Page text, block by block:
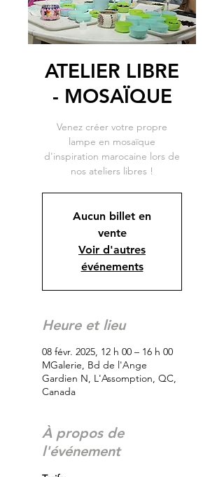
ATELIER LIBRE
- MOSAÏQUE
Venez créer votre propre
lampe en mosaïque
d'inspiration marocaine lors de
nos ateliers libres !
Aucun billet en
vente
Voir d'autres
événements
Heure et lieu
08 févr. 2025, 12 h 00 – 16 h 00
MGalerie, Bd de l'Ange
Gardien N, L'Assomption, QC,
Canada
À propos de
l'événement